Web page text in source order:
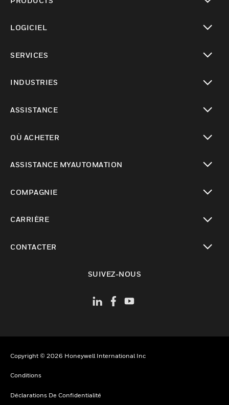
LOGICIEL
SERVICES
INDUSTRIES
ASSISTANCE
OÙ ACHETER
ASSISTANCE MYAUTOMATION
COMPAGNIE
CARRIÈRE
CONTACTER
SUIVEZ-NOUS
Copyright © 2026 Honeywell International Inc
Conditions
Déclarations De Confidentialité